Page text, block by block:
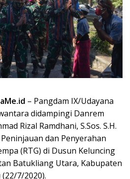
– Pangdam IX/Udayana
didampingi Danrem
Rizal Ramdhani, S.Sos. S.H.
dan Penyerahan
(RTG) di Dusun Keluncing
Batukliang Utara, Kabupaten
7/2020).